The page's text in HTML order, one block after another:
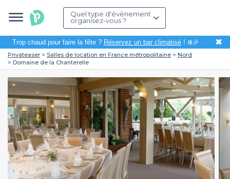
Quel type d'évènement
organisez-vous ?
Trop chaud pour faire la fête ? Réservez un bar climatisé! ❄️🎉 ✖
Privateaser Salles de location en France métropolitaine
Nord
Domaine de la Chanterelle